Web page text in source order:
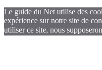
Le guide du Net utilise des
expérience sur notre site de
utiliser ce site, nous